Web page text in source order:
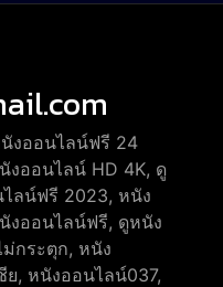
นังออนไลน์ฟรี 24
งออนไลน์ HD 4K, ดู
ลน์ฟรี 2023, หนัง
งออนไลน์ฟรี, ดูหนัง
กระตุก, หนัง
ย, หนังออนไลน์037,